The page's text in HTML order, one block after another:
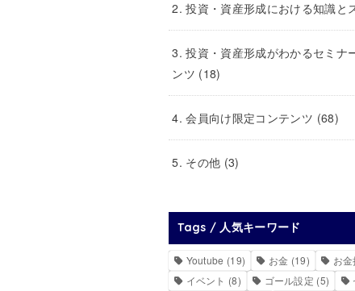
2. 投資・資産形成における知識と
3. 投資・資産形成がわかるセミナ
ンツ (18)
4. 会員向け限定コンテンツ (68)
5. その他 (3)
Tags / 人気キーワード
Youtube (19) お金 (19) お金
イベント (8) ゴール設定 (5)